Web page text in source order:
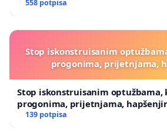
558 potpisa
Stop iskonstruisanim
progonima, prijetnjama,
Stop iskonstruisanim
progonima, prijetnjama,
139 potpisa